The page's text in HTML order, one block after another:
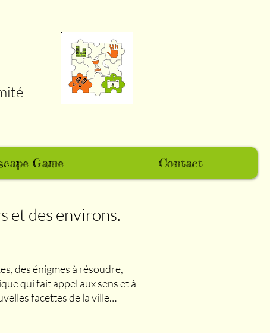
Game Contact
et des environs.
des énigmes à résoudre,
qui fait appel aux sens et à
facettes de la ville…